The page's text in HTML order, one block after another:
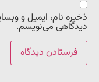
ذخیره نام، ایمیل و
دیدگاهی می‌نویسم.